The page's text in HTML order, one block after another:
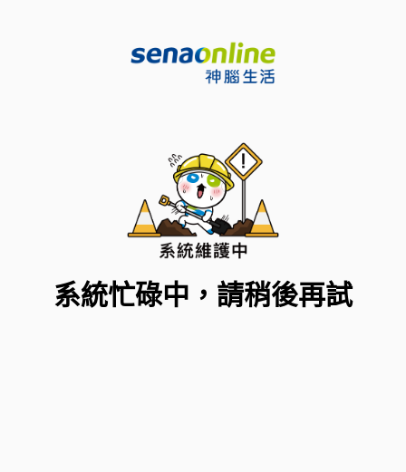
系統忙碌中，請稍後再試